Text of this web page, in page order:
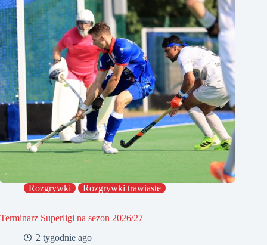
Rozgrywki Rozgrywki trawiaste
Terminarz Superligi na sezon 2026/27
2 tygodnie ago